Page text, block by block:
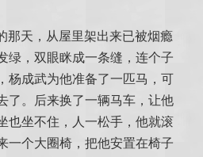
那天，从屋里架出来已被烟瘾
绿，双眼眯成一条缝，连个子
杨成武为他准备了一匹马，可
了。后来换了一辆马车，让他
也坐不住，人一松手，他就滚
一个大圈椅，把他安置在椅子